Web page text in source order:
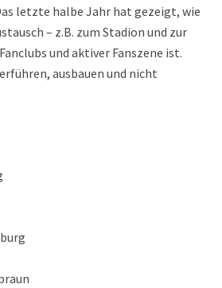
letzte halbe Jahr hat gezeigt, wie
– z.B. zum Stadion und zur
und aktiver Fanszene ist.
ausbauen und nicht